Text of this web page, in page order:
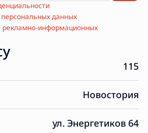
персональных данных
рекламно-информационных
115
Новостория
ул. Энергетиков 64